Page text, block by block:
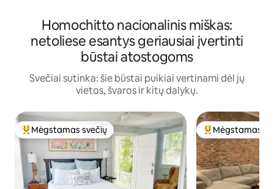
Homochitto nacionalinis miškas:
netoliese esantys geriausiai įvertinti
būstai atostogoms
Svečiai sutinka: šie būstai puikiai vertinami dėl jų
vietos, švaros ir kitų dalykų.
Svečių mėgstamiausias
Mėgstamas svečių Svečių
Mėgstamas